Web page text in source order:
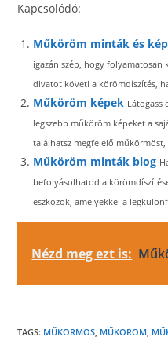
Kapcsolódó:
Műköröm minták és
igazán szép, hogy folyamatosan
divatot követi a körömdíszítés,
Műköröm képek Látogass
legszebb műköröm képeket a
találhatsz megfelelő műkörmöst,
Műköröm minták blog
befolyásolhatod a
eszközök, amelyekkel a
Nézd meg ezt is:
TAGS: MŰKÖRMÖS, MŰKÖRÖM,